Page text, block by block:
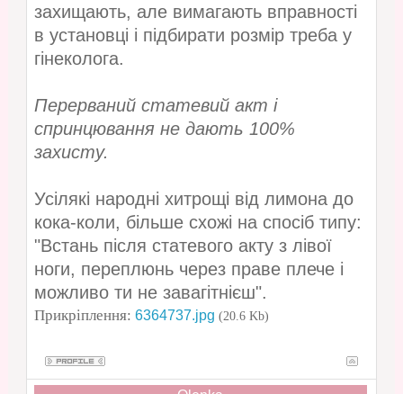
захищають, але вимагають вправності
в установці і підбирати розмір треба у
гінеколога.
Перерваний статевий акт і
спринцювання не дають 100%
захисту.
Усілякі народні хитрощі від лимона до
кока-коли, більше схожі на спосіб типу:
"Встань після статевого акту з лівої
ноги, переплюнь через праве плече і
можливо ти не завагітнієш".
Прикріплення: 6364737.jpg (20.6 Kb)